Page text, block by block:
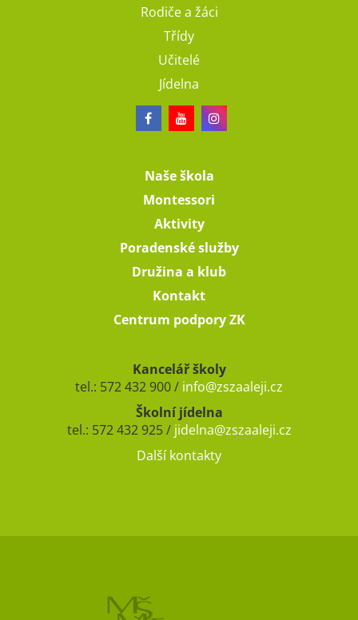
Rodiče a žáci
Třídy
Učitelé
Jídelna
Naše škola
Montessori
Aktivity
Poradenské služby
Družina a klub
Kontakt
Centrum podpory ZK
Kancelář školy
tel.: 572 432 900 / info@zszaaleji.cz
Školní jídelna
tel.: 572 432 925 / jidelna@zszaaleji.cz
Další kontakty